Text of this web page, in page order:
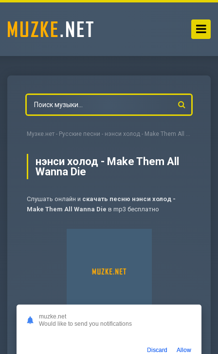
Музке.нет - Русские песни - нэнси холод - Make Them All Wanna Die
нэнси холод - Make Them All
Wanna Die
Слушать онлайн и скачать песню нэнси холод -
Make Them All Wanna Die в mp3 бесплатно
muzke.net
Would like to send you notifications
Discard Allow